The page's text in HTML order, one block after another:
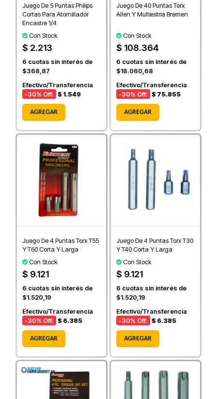
Juego De 5 Puntas Philips
Cortas Para Atornillador
Encastre 1/4
Con Stock
$ 2.213
6 cuotas sin interés de
$368,87
Efectivo/Transferencia
-30% Off: $ 1.549
AGREGAR
Juego De 40 Puntas Torx
Allen Y Multiestria Bremen
Con Stock
$ 108.364
6 cuotas sin interés de
$18.060,68
Efectivo/Transferencia
-30% Off: $ 75.855
AGREGAR
Juego De 4 Puntas Torx T55
Y T60 Corta Y Larga
Con Stock
$ 9.121
6 cuotas sin interés de
$1.520,19
Efectivo/Transferencia
-30% Off: $ 6.385
AGREGAR
Juego De 4 Puntas Torx T30
Y T40 Corta Y Larga
Con Stock
$ 9.121
6 cuotas sin interés de
$1.520,19
Efectivo/Transferencia
-30% Off: $ 6.385
AGREGAR